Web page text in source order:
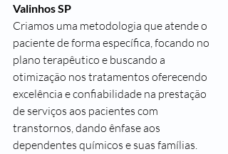
Valinhos SP
Criamos uma metodologia que atende o
paciente de forma específica, focando no
plano terapêutico e buscando a
otimização nos tratamentos oferecendo
excelência e confiabilidade na prestação
de serviços aos pacientes com
transtornos, dando ênfase aos
dependentes químicos e suas famílias.